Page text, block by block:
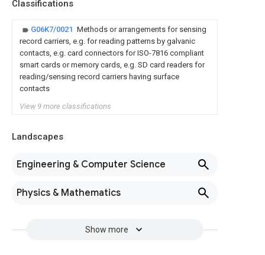
Classifications
G06K7/0021 Methods or arrangements for sensing
record carriers, e.g. for reading patterns by galvanic
contacts, e.g. card connectors for ISO-7816 compliant
smart cards or memory cards, e.g. SD card readers for
reading/sensing record carriers having surface
contacts
View 9 more classifications
Landscapes
Engineering & Computer Science
Physics & Mathematics
Show more